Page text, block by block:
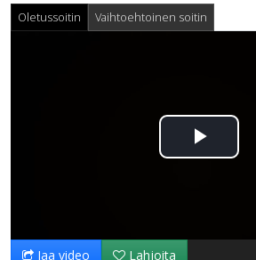
Oletussoitin Vaihtoehtoinen soitin
Toista
Jaa video Lahjoita